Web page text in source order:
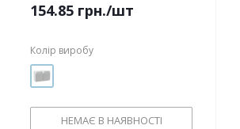
154.85 грн./шт
Колір виробу
НЕМАЄ В НАЯВНОСТІ